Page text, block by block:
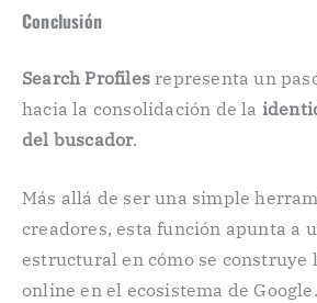
Conclusión
Search Profiles representa un
hacia la consolidación de la
del buscador.
Más allá de ser una simple
creadores, esta función apunta a
estructural en cómo se construye
online en el ecosistema de Google.